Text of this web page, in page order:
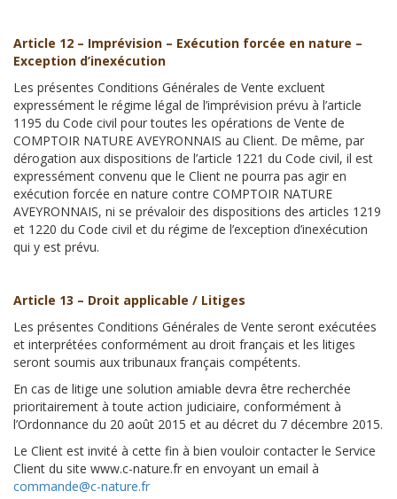
Article 12 – Imprévision – Exécution forcée en nature –
Exception d’inexécution
Les présentes Conditions Générales de Vente excluent
expressément le régime légal de l’imprévision prévu à l’article
1195 du Code civil pour toutes les opérations de Vente de
COMPTOIR NATURE AVEYRONNAIS au Client. De même, par
dérogation aux dispositions de l’article 1221 du Code civil, il est
expressément convenu que le Client ne pourra pas agir en
exécution forcée en nature contre COMPTOIR NATURE
AVEYRONNAIS, ni se prévaloir des dispositions des articles 1219
et 1220 du Code civil et du régime de l’exception d’inexécution
qui y est prévu.
Article 13 – Droit applicable / Litiges
Les présentes Conditions Générales de Vente seront exécutées
et interprétées conformément au droit français et les litiges
seront soumis aux tribunaux français compétents.
En cas de litige une solution amiable devra être recherchée
prioritairement à toute action judiciaire, conformément à
l’Ordonnance du 20 août 2015 et au décret du 7 décembre 2015.
Le Client est invité à cette fin à bien vouloir contacter le Service
Client du site www.c-nature.fr en envoyant un email à
commande@c-nature.fr